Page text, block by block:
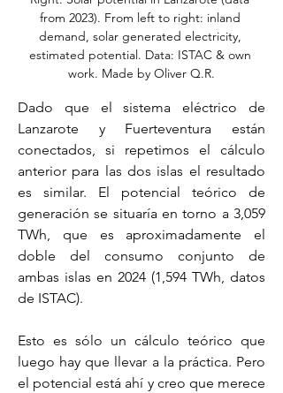
from 2023). From left to right: inland
demand, solar generated electricity,
estimated potential. Data: ISTAC & own
work. Made by Oliver Q.R.
Dado que el sistema eléctrico de
Lanzarote y Fuerteventura están
conectados, si repetimos el cálculo
anterior para las dos islas el resultado
es similar. El potencial teórico de
generación se situaría en torno a 3,059
TWh, que es aproximadamente el
doble del consumo conjunto de
ambas islas en 2024 (1,594 TWh, datos
de ISTAC).
Esto es sólo un cálculo teórico que
luego hay que llevar a la práctica. Pero
el potencial está ahí y creo que merece